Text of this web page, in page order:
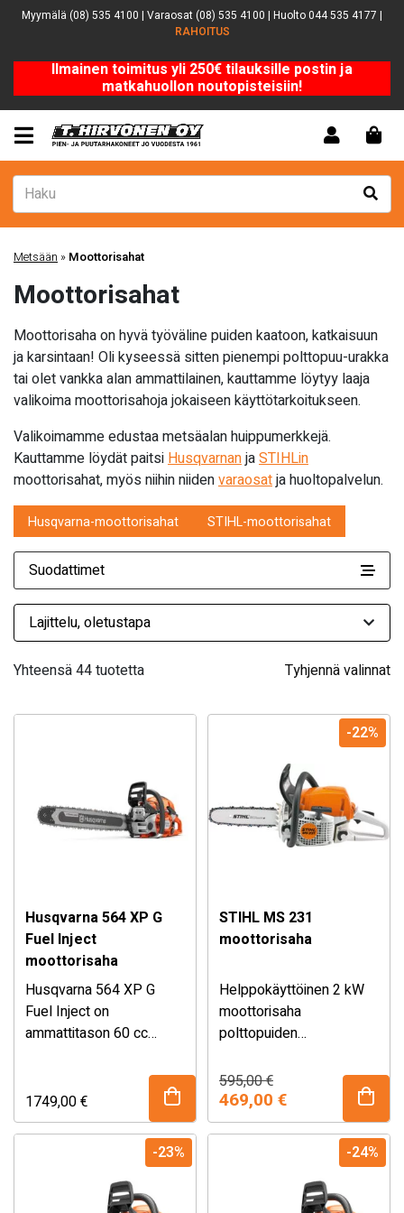
Myymälä (08) 535 4100 | Varaosat (08) 535 4100 | Huolto 044 535 4177 |
RAHOITUS
Ilmainen toimitus yli 250€ tilauksille postin ja
matkahuollon noutopisteisiin!
Metsään » Moottorisahat
Moottorisahat
Moottorisaha on hyvä työväline puiden kaatoon, katkaisuun
ja karsintaan! Oli kyseessä sitten pienempi polttopuu-urakka
tai olet vankka alan ammattilainen, kauttamme löytyy laaja
valikoima moottorisahoja jokaiseen käyttötarkoitukseen.
Valikoimamme edustaa metsäalan huippumerkkejä.
Kauttamme löydät paitsiHusqvarnanjaSTIHLin
moottorisahat, myös niihin niidenvaraosatja huoltopalvelun.
Husqvarna-moottorisahat STIHL-moottorisahat
Suodattimet
Yhteensä 44 tuotetta Tyhjennä valinnat
Husqvarna 564 XP G
Fuel Inject
moottorisaha
Husqvarna 564 XP G
Fuel Inject on
ammattitason 60 cc
rakenteen ja
huippuluokan tehon.
Polttoaineen
ruiskutusteknologia,
nopea kaasunvaste ja
lämpökahvat tekevät siitä
1749,00€
-22%
STIHL MS 231
moottorisaha
Helppokäyttöinen 2 kW
moottorisaha
polttopuiden
kaatoon 14″
terävarustuksella ja
taloudellisella 2-MIX -
moottorilla. Teräketjun
sivukiristys, tankkien
pikalukituskorkit ja
ilmansuodatinjärjestelmä
595,00€
Alkuperäinen
hinta
595,00 €.
469,00 €
Nykyinen
hinta
469,00 €.
-23%
-24%